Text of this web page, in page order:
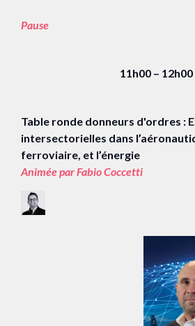
Pause
11h00 – 12h00
Table ronde donneurs d'ordres :
intersectorielles dans
ferroviaire, et l’énergie
Animée par Fabio Coccetti